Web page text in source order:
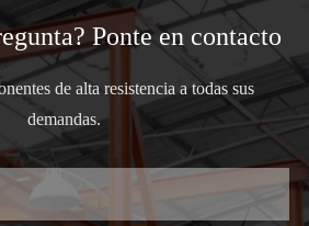
Ponte en contacto
de alta resistencia a todas sus
demandas.